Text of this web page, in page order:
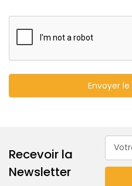
Recevoir la
Newsletter
Adresse
mail